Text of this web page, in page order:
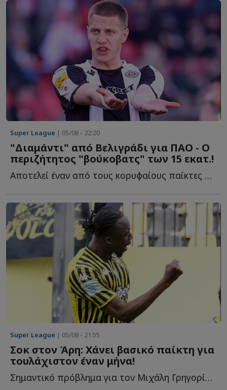
Super League | 05/08 - 22:20
"Διαμάντι" από Βελιγράδι για ΠΑΟ - Ο
περιζήτητος "βούκοβατς" των 15 εκατ.!
Αποτελεί έναν από τους κορυφαίους παίκτες στις μετρήσεις π...
Super League | 05/08 - 21:55
Σοκ στον Άρη: Χάνει βασικό παίκτη για
τουλάχιστον έναν μήνα!
Σημαντικό πρόβλημα για τον Μιχάλη Γρηγορίου ο τραυματίσμος τ...